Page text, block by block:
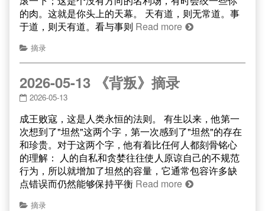
的肉。这就是你头上的天幕。 天有道，则无常道。事
于道，则天有道。看与事则 Read more
摘录
2026-05-13 《背叛》摘录
2026-05-13
成王败寇，这是人类永恒的法则。 有生以来，他第一
次想到了"坦然"这两个字，第一次感到了"坦然"的存在
和珍贵。对于这两个字，他有着比任何人都刻骨铭心
的理解： 人的自私和贪婪往往使人原谅自己的不规范
行为，所以就增加了坦然的容量，它通常包容许多缺
点错误而仍然能够保持平衡 Read more
摘录